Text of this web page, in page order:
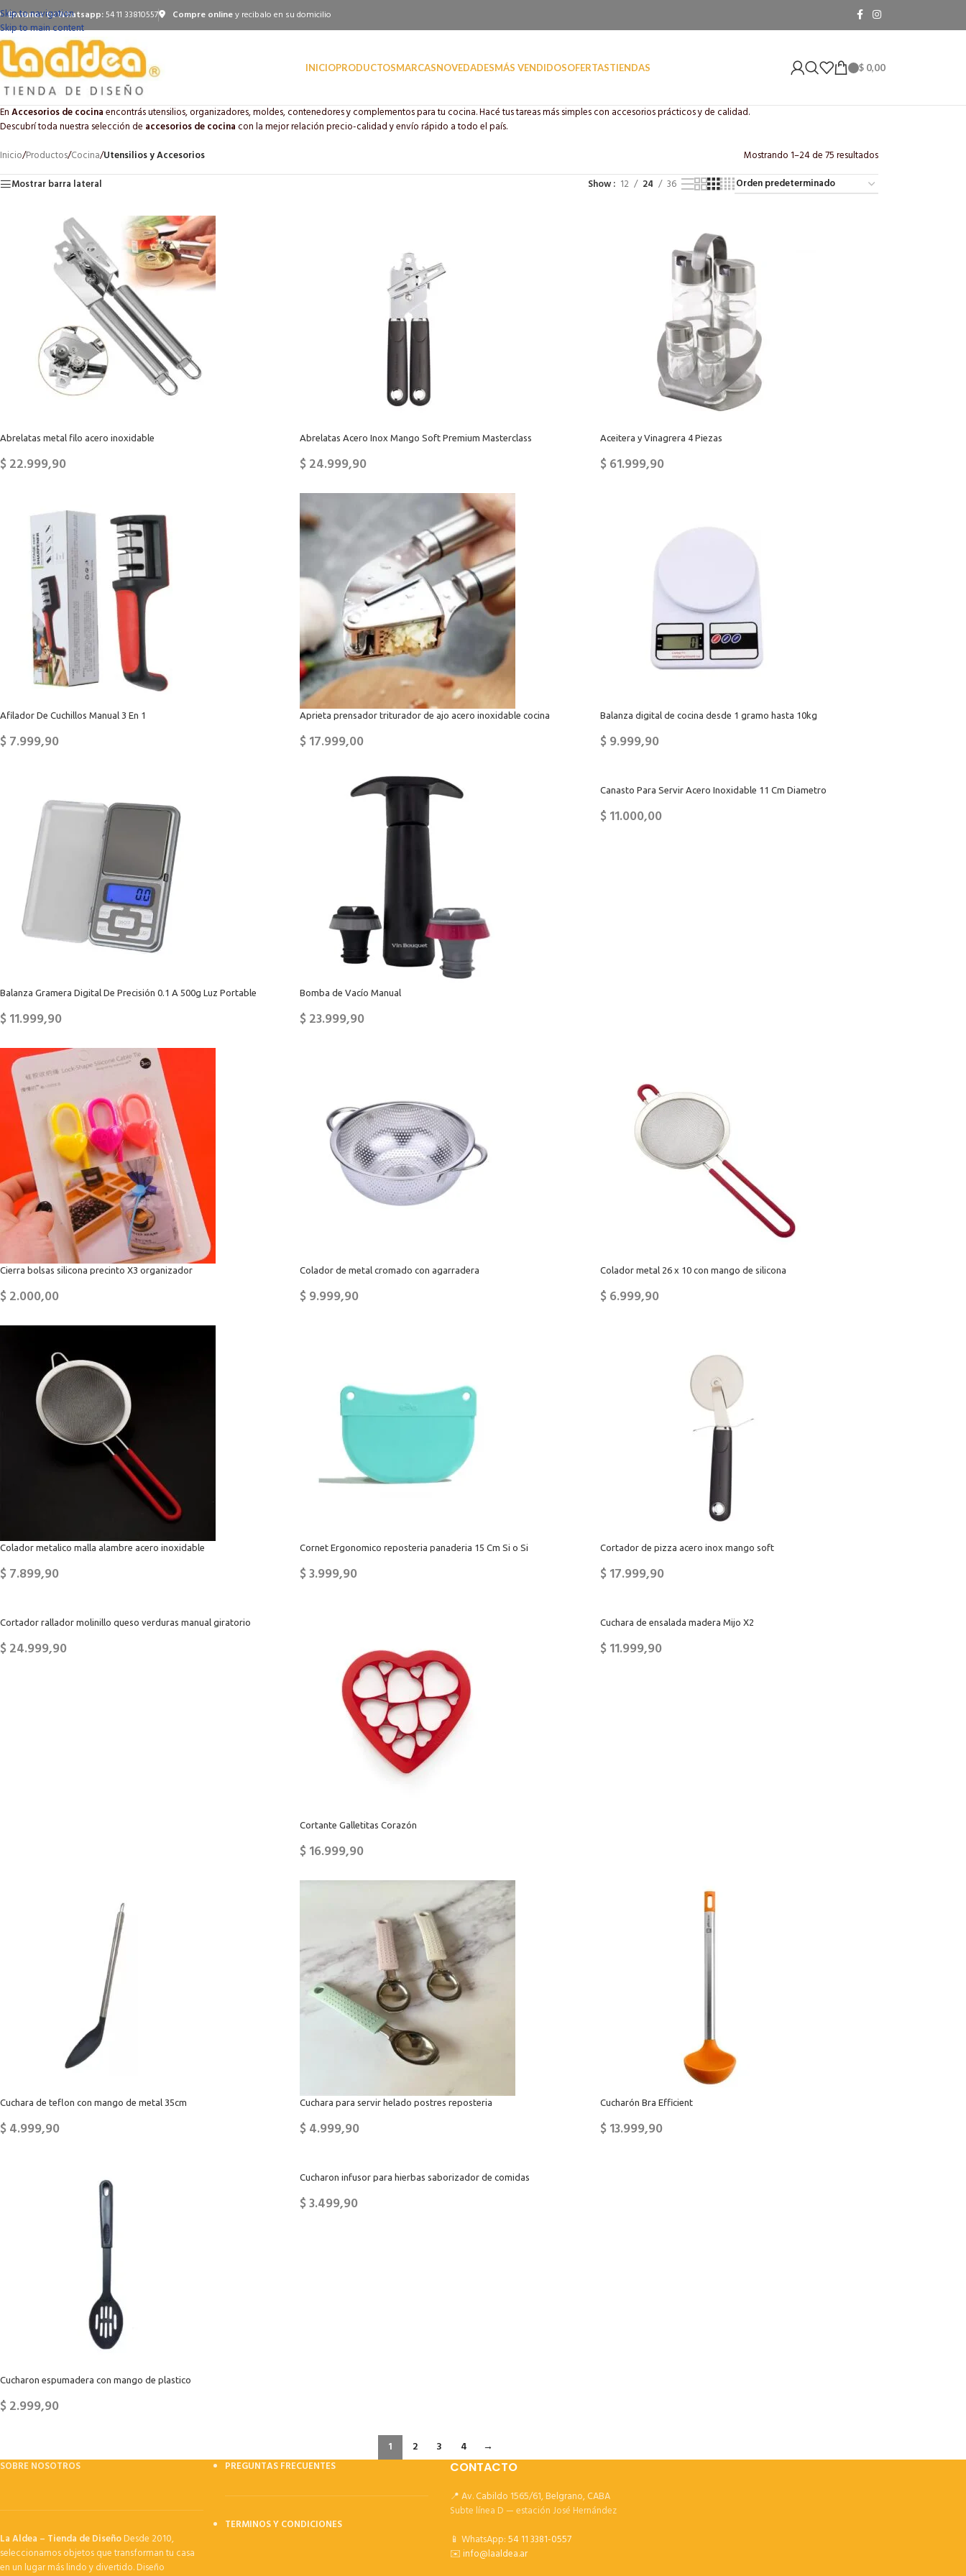
Skip to navigation
Skip to main content
Envianos tu Whatsapp:54 11 33810557 Compre onliney recibalo en su domicilio
INICIOPRODUCTOSMARCASNOVEDADESMÁS VENDIDOSOFERTASTIENDAS $ 0,00
EnAccesorios de cocinaencontrás utensilios, organizadores, moldes, contenedores y complementos para tu cocina. Hacé tus tareas más simples con accesorios prácticos y de calidad.
Descubrí toda nuestra selección de accesorios de cocina con la mejor relación precio-calidad y envío rápido a todo el país.
Inicio/Productos/Cocina/Utensilios y Accesorios
Mostrando 1–24 de 75 resultados
Mostrar barra lateral
Show 12 24 36
Abrelatas metal filo acero inoxidable
$22.999,90
Abrelatas Acero Inox Mango Soft Premium Masterclass
$24.999,90
Aceitera y Vinagrera 4 Piezas
$61.999,90
Afilador De Cuchillos Manual 3 En 1
$7.999,90
Aprieta prensador triturador de ajo acero inoxidable cocina
$17.999,00
Balanza digital de cocina desde 1 gramo hasta 10kg
$9.999,90
Balanza Gramera Digital De Precisión 0.1 A 500g Luz Portable
$11.999,90
Bomba de Vacío Manual
$23.999,90
Canasto Para Servir Acero Inoxidable 11 Cm Diametro
$11.000,00
Cierra bolsas silicona precinto X3 organizador
$2.000,00
Colador de metal cromado con agarradera
$9.999,90
Colador metal 26 x 10 con mango de silicona
$6.999,90
Colador metalico malla alambre acero inoxidable
$7.899,90
Cornet Ergonomico reposteria panaderia 15 Cm Si o Si
$3.999,90
Cortador de pizza acero inox mango soft
$17.999,90
Cortador rallador molinillo queso verduras manual giratorio
$24.999,90
Cortante Galletitas Corazón
$16.999,90
Cuchara de ensalada madera Mijo X2
$11.999,90
Cuchara de teflon con mango de metal 35cm
$4.999,90
Cuchara para servir helado postres reposteria
$4.999,90
Cucharón Bra Efficient
$13.999,90
Cucharon espumadera con mango de plastico
$2.999,90
Cucharon infusor para hierbas saborizador de comidas
$3.499,90
1 2 3 4 →
SOBRE NOSOTROS
La Aldea – Tienda de DiseñoDesde 2010,
seleccionamos objetos que transforman tu casa
en un lugar más lindo y divertido. Diseño
PREGUNTAS FRECUENTES
TERMINOS Y CONDICIONES
CONTACTO
📍 Av. Cabildo 1565/61, Belgrano, CABA
Subte línea D — estación José Hernández
📱 WhatsApp:54 11 3381-0557
✉️info@laaldea.ar